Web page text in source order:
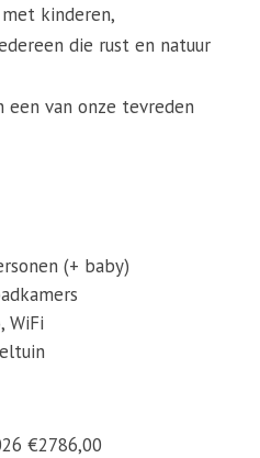
kinderen,
die rust en natuur
een van onze tevreden
(+ baby)
WiFi
€2786,00